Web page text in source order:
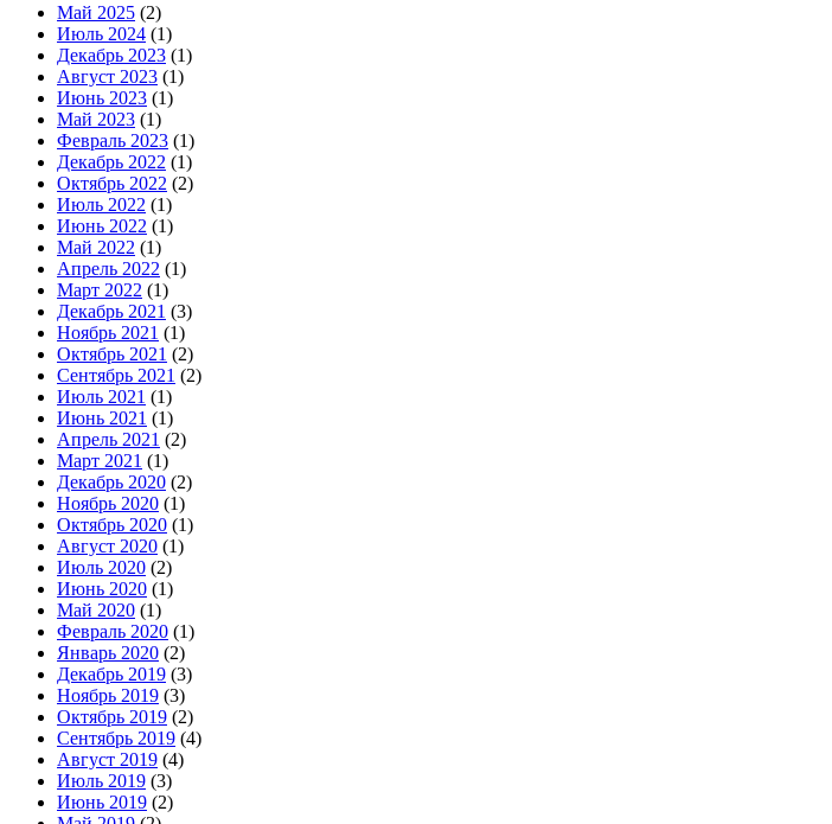
Май 2025 (2)
Июль 2024 (1)
Декабрь 2023 (1)
Август 2023 (1)
Июнь 2023 (1)
Май 2023 (1)
Февраль 2023 (1)
Декабрь 2022 (1)
Октябрь 2022 (2)
Июль 2022 (1)
Июнь 2022 (1)
Май 2022 (1)
Апрель 2022 (1)
Март 2022 (1)
Декабрь 2021 (3)
Ноябрь 2021 (1)
Октябрь 2021 (2)
Сентябрь 2021 (2)
Июль 2021 (1)
Июнь 2021 (1)
Апрель 2021 (2)
Март 2021 (1)
Декабрь 2020 (2)
Ноябрь 2020 (1)
Октябрь 2020 (1)
Август 2020 (1)
Июль 2020 (2)
Июнь 2020 (1)
Май 2020 (1)
Февраль 2020 (1)
Январь 2020 (2)
Декабрь 2019 (3)
Ноябрь 2019 (3)
Октябрь 2019 (2)
Сентябрь 2019 (4)
Август 2019 (4)
Июль 2019 (3)
Июнь 2019 (2)